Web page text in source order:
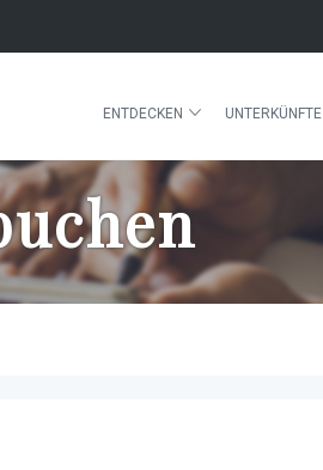
ENTDECKEN UNTERKÜNFTE